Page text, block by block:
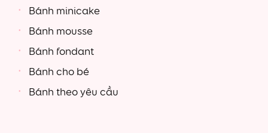
Bánh minicake
Bánh mousse
Bánh fondant
Bánh cho bé
Bánh theo yêu cầu